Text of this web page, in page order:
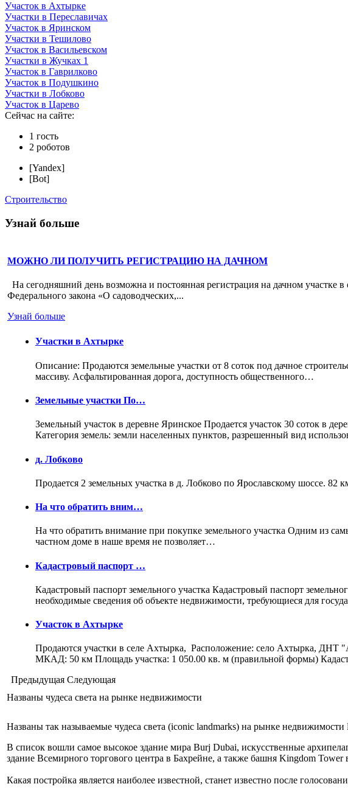
Участок в Ахтырке
Участки в Переславичах
Участок в Яринском
Участки в Тешилово
Участок в Васильевском
Участки в Жучках 1
Участок в Гаврилково
Участок в Подушкино
Участки в Лобково
Участок в Царево
Сейчас на сайте:
1 гость
2 роботов
[Yandex]
[Bot]
Строительство
Узнай больше
МОЖНО ЛИ ПОЛУЧИТЬ РЕГИСТРАЦИЮ НА ДАЧНОМ
На сегодняшний день возможна и постоянная регистрация на дачном
Федерального закона «О садоводческих,...
Узнай больше
Участки в Ахтырке
Описание: Продаются земельные участки от 8 соток под дачное
массиву. Асфальтированная дорога, доступность общественного…
Земельные участки По…
Земельный участок в деревне Яринское Продается участок 30 соток в
Категория земель: земли населенных пунктов, разрешенный вид
д. Лобково
Продается 2 земельных участка в д. Лобково по Ярославскому шоссе.
На что обратить вним…
На что обратить внимание при покупке земельного участка Одним из
частном доме в наше время не позволяет…
Кадастровый паспорт …
Кадастровый паспорт земельного участка Кадастровый паспорт
необходимые сведения об объекте недвижимости, требующиеся для
Участок в Ахтырке
Продаются участки в селе Ахтырка, Расположение: село Ахтырка, ДНТ
МКАД: 50 км Площадь участка: 1 050.00 кв. м (правильной формы)
Предыдущая Следующая
Названы чудеса света на рынке недвижимости
Названы так называемые чудеса света (iconic landmarks) на рынке
В список вошли самое высокое здание мира Burj Dubai, искусственные
здание Всемирного торгового центра в Бахрейне, а также башня Kingdom Tower
Какая постройка является наиболее известной, станет известно после